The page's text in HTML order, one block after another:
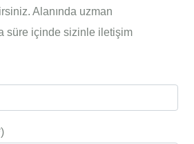
Alanında uzman
süre içinde sizinle iletişim